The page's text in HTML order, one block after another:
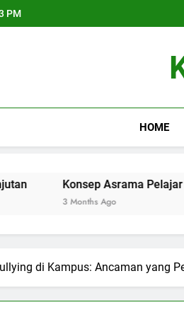
PM
HOME
Konsep Asrama Pelajar untuk
di Kampus: Ancaman yang